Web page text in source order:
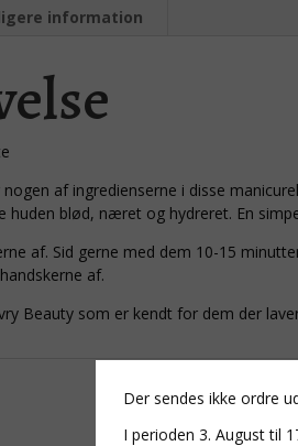
information
af ingredienserne i disse
huden blød, næret og hydreret. En
af. Sid gerne med dem 10-15
af.
Beauty som er kendt for dem der
Der sendes ikke ordre
I perioden 3. August til